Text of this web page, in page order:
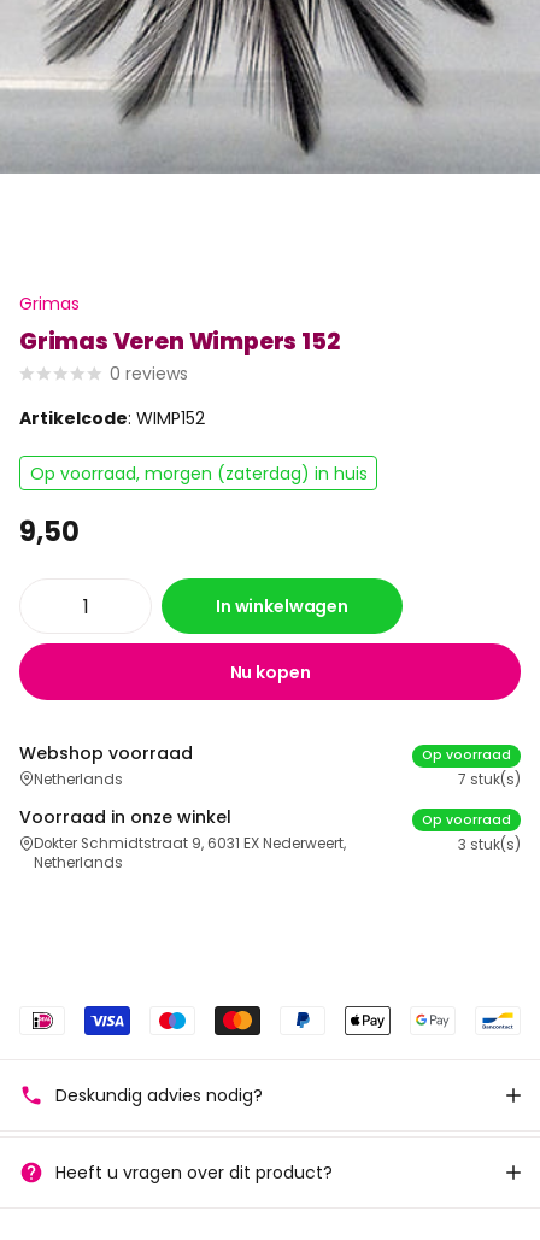
Grimas
Grimas Veren Wimpers 152
0 reviews
Artikelcode: WIMP152
Op voorraad, morgen (zaterdag) in huis
9,50
In winkelwagen
Nu kopen
Webshop voorraad
Netherlands
Op voorraad
7 stuk(s)
Voorraad in onze winkel
Dokter Schmidtstraat 9, 6031 EX Nederweert,
Netherlands
Op voorraad
3 stuk(s)
Deskundig advies nodig?
Heeft u vragen over dit product?